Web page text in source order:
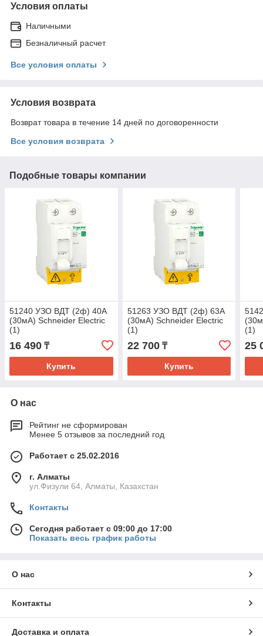
Условия оплаты
Наличными
Безналичный расчет
Все условия оплаты
Условия возврата
Возврат товара в течение 14 дней по договоренности
Все условия возврата
Подобные товары компании
51240 УЗО ВДТ (2ф) 40А
(30мА) Schneider Electric
(1)
16 490 ₸
Купить
51263 УЗО ВДТ (2ф) 63А
(30мА) Schneider Electric
(1)
22 700₸
Купить
(1)
25
О нас
Рейтинг не сформирован
Менее 5 отзывов за последний год
Работает с 25.02.2016
г. Алматы
ул.Физули 64, Алматы, Казахстан
Контакты
Сегодня работает с 09:00 до 17:00
Показать весь график работы
О нас
Контакты
Доставка и оплата